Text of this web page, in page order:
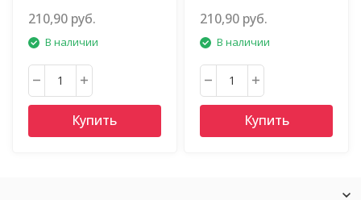
210,90 руб.
В наличии
Купить
210,90 руб.
В наличии
Купить